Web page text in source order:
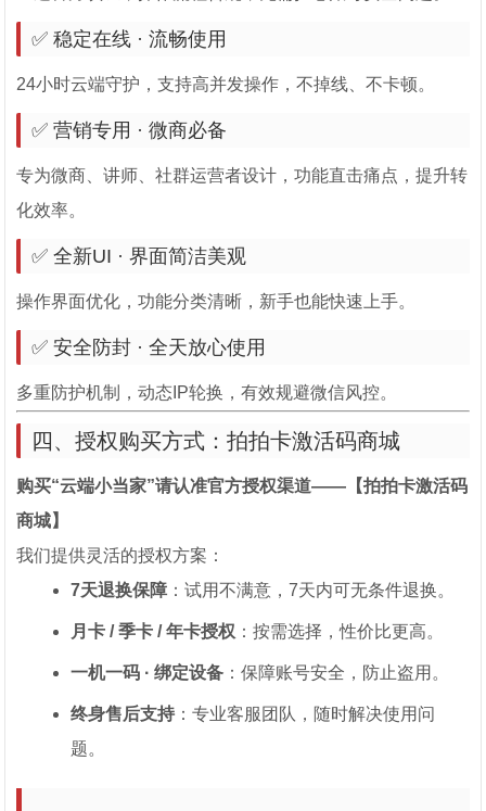
✅ 稳定在线 · 流畅使用
24小时云端守护，支持高并发操作，不掉线、不卡顿。
✅ 营销专用 · 微商必备
专为微商、讲师、社群运营者设计，功能直击痛点，提升转
化效率。
✅ 全新UI · 界面简洁美观
操作界面优化，功能分类清晰，新手也能快速上手。
✅ 安全防封 · 全天放心使用
多重防护机制，动态IP轮换，有效规避微信风控。
四、授权购买方式：拍拍卡激活码商城
购买“云端小当家”请认准官方授权渠道——【拍拍卡激活码
商城】
我们提供灵活的授权方案：
7天退换保障 ：试用不满意，7天内可无条件退换。
月卡 / 季卡 / 年卡授权 ：按需选择，性价比更高。
一机一码 · 绑定设备 ：保障账号安全，防止盗用。
终身售后支持 ：专业客服团队，随时解决使用问
题。